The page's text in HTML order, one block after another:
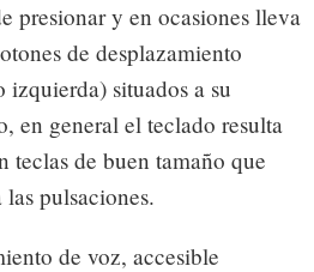
presionar y en ocasiones lleva
de desplazamiento
izquierda) situados a su
en general el teclado resulta
teclas de buen tamaño que
pulsaciones.
de voz, accesible